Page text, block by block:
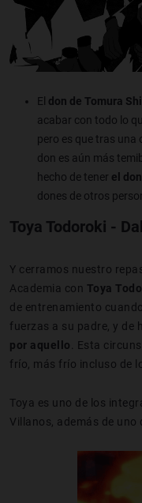
El don de Tomura
acabar con todo lo
pero es que tras una
don es aún más
hecho de tener el
dones de otros
Toya Todoroki -
Y cerramos nuestro
Academia con Toya
de entrenamiento
fuerzas a su padre, y de
por aquello . Esta
frío, más frío incluso de
Toya es uno de los
Villanos, además de uno